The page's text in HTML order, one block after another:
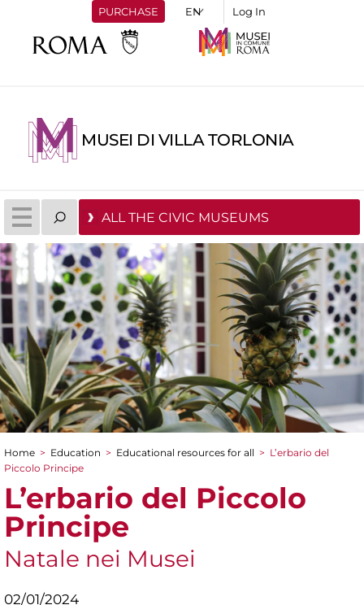
PURCHASE Log In
MUSEI DI VILLA TORLONIA
ALL THE CIVIC MUSEUMS
You are here
Home > Education > Educational resources for all > L’erbario del
Piccolo Principe
L’erbario del Piccolo
Principe
Natale nei Musei
02/01/2024